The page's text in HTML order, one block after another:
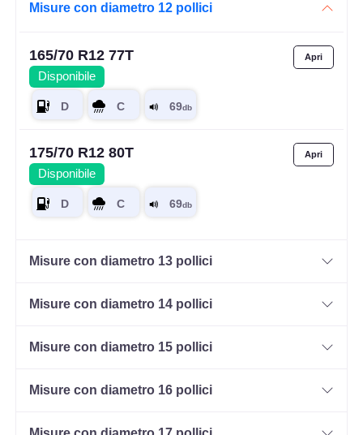
Misure con diametro 12 pollici
165/70 R12 77T
Disponibile
175/70 R12 80T
Disponibile
Misure con diametro 13 pollici
Misure con diametro 14 pollici
Misure con diametro 15 pollici
Misure con diametro 16 pollici